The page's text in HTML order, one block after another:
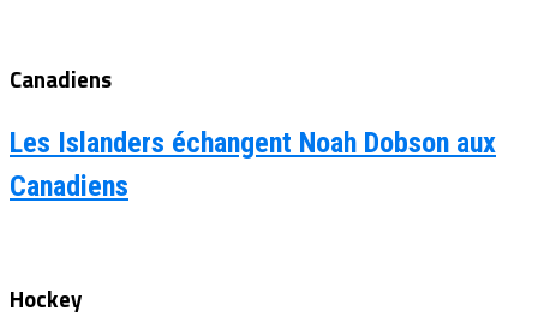
Canadiens
Les Islanders échangent Noah Dobson aux
Canadiens
Hockey